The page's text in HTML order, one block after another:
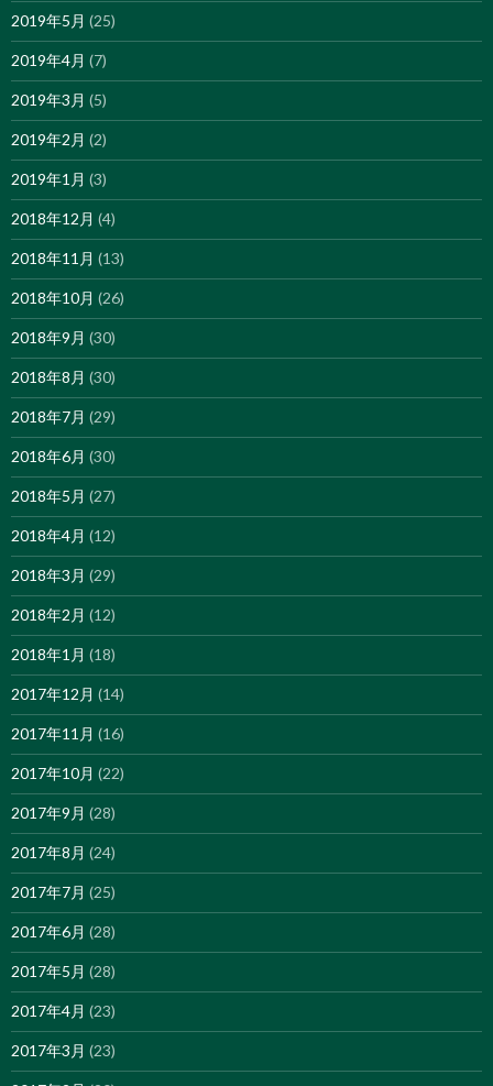
2019年5月 (25)
2019年4月 (7)
2019年3月 (5)
2019年2月 (2)
2019年1月 (3)
2018年12月 (4)
2018年11月 (13)
2018年10月 (26)
2018年9月 (30)
2018年8月 (30)
2018年7月 (29)
2018年6月 (30)
2018年5月 (27)
2018年4月 (12)
2018年3月 (29)
2018年2月 (12)
2018年1月 (18)
2017年12月 (14)
2017年11月 (16)
2017年10月 (22)
2017年9月 (28)
2017年8月 (24)
2017年7月 (25)
2017年6月 (28)
2017年5月 (28)
2017年4月 (23)
2017年3月 (23)